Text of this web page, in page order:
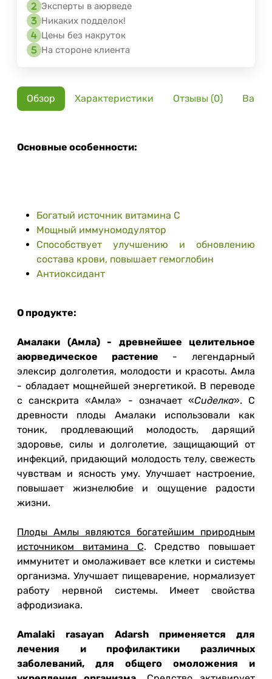
Эксперты в аюрведе
Никаких подделок!
Цены без накруток
На стороне клиента
Обзор Характеристики Отзывы (0)
Основные особенности:
Богатый источник витамина С
Мощный иммуномодулятор
Способствует улучшению и обновлению
состава крови, повышает гемоглобин
Антиоксидант
О продукте:
Амалаки (Амла) - древнейшее целительное
аюрведическое растение - легендарный
элексир долголетия, молодости и красоты. Амла
- обладает мощнейшей энергетикой. В переводе
с санскрита «Амла» - означает «Сиделка». С
древности плоды Амалаки использовали как
тоник, продлевающий молодость, дарящий
здоровье, силы и долголетие, защищающий от
инфекций, придающий молодость телу, свежесть
чувствам и ясность уму. Улучшает настроение,
повышает жизнелюбие и ощущение радости
жизни.
Плоды Амлы являются богатейшим природным
источником витамина С. Средство повышает
иммунитет и омолаживает все клетки и системы
организма. Улучшает пищеварение, нормализует
работу нервной системы. Имеет свойства
афродизиака.
Amalaki rasayan Adarsh применяется для
лечения и профилактики различных
заболеваний, для общего омоложения и